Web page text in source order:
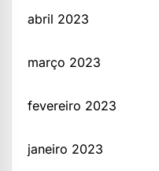
abril 2023
março 2023
fevereiro 2023
janeiro 2023